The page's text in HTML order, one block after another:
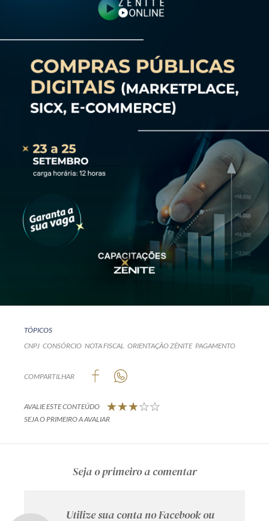
TÓPICOS
CNPJ CONSÓRCIO NOTA FISCAL ORIENTAÇÃO ZÊNITE PAGAMENTO
COMPARTILHAR
AVALIE ESTE CONTEÚDO
SEJA O PRIMEIRO A AVALIAR
Seja o primeiro a comentar
Utilize sua conta no Facebook ou